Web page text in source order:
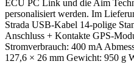
ECU PC Link und die Aim
personalisiert werden. Im
Strada USB-Kabel 14-polige
Anschluss + Kontakte GPS-
Stromverbrauch: 400 mA
127,6 × 26 mm Gewicht: 950 g